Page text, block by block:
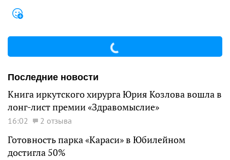
Последние новости
Книга иркутского хирурга Юрия Козлова вошла в
лонг-лист премии «Здравомыслие»
16:02 2 отзыва
Готовность парка «Караси» в Юбилейном
достигла 50%